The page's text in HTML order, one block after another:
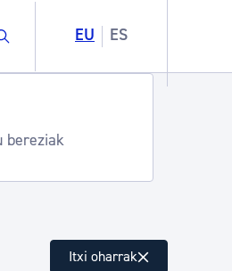
EU ES
bereziak
Itxi oharrak